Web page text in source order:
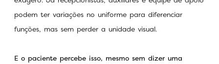
podem ter variações no uniforme para diferenciar
funções, mas sem perder a unidade visual.
E o paciente percebe isso, mesmo sem dizer uma